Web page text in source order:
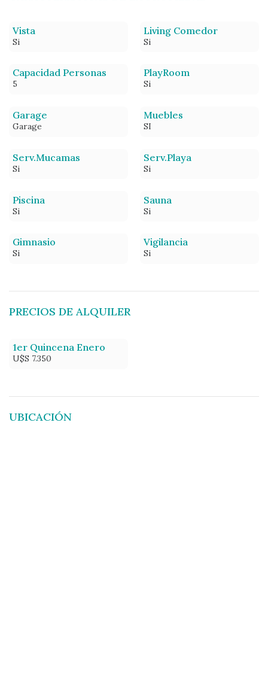
Vista
Si
Living Comedor
Si
Capacidad Personas
5
PlayRoom
Si
Garage
Garage
Muebles
SI
Serv.Mucamas
Si
Serv.Playa
Si
Piscina
Si
Sauna
Si
Gimnasio
Si
Vigilancia
Si
PRECIOS DE ALQUILER
1er Quincena Enero
U$S 7.350
UBICACIÓN